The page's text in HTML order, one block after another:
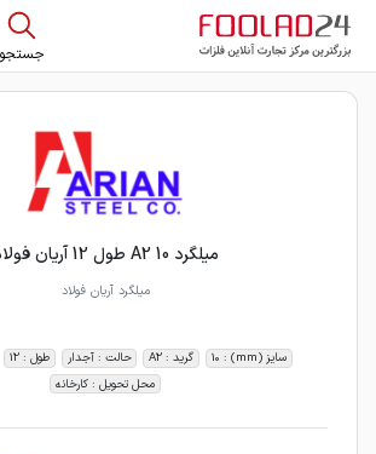
جستجو
میلگرد 10 A2 طول 12 آریان فولاد
میلگرد آریان فولاد
سایز (mm) : 10 گرید : A2 حالت : آجدار طول : 12
محل تحویل : کارخانه